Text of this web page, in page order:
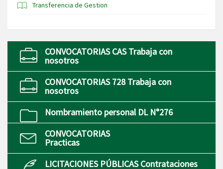
Transferencia de Gestion
CONVOCATORIAS CAS Trabaja con
nosotros
CONVOCATORIAS 728 Trabaja con
nosotros
Nombramiento personal DL N°276
CONVOCATORIAS
Practicas
LICITACIONES PÚBLICAS Contrataciones